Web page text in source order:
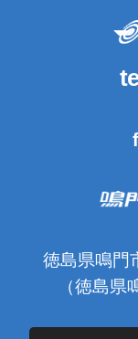
徳島県鳴門
（徳島県